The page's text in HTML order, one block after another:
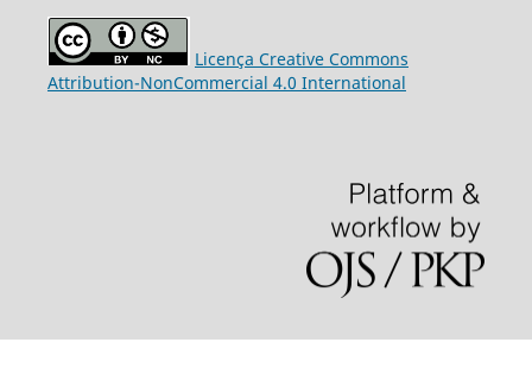
Licença Creative Commons
Attribution-NonCommercial 4.0 International